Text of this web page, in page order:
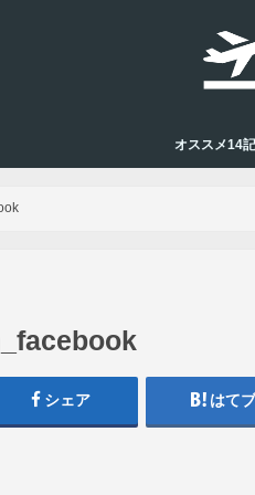
オススメ14
シェア はて